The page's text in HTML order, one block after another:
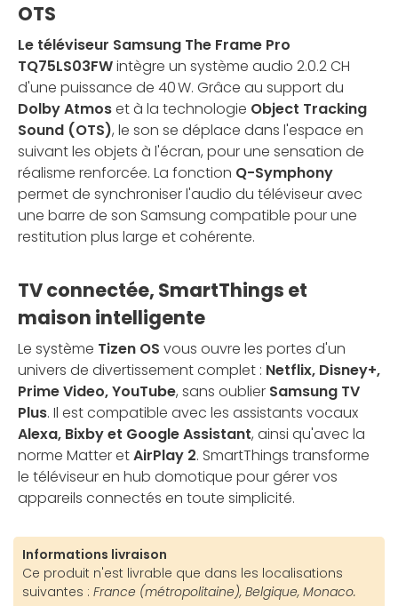
OTS
Le téléviseur Samsung The Frame Pro
TQ75LS03FWintègre un système audio 2.0.2 CH
d'une puissance de 40 W. Grâce au support du
Dolby Atmoset à la technologie Object Tracking
Sound (OTS), le son se déplace dans l'espace en
suivant les objets à l'écran, pour une sensation de
réalisme renforcée. La fonction Q-Symphony
permet de synchroniser l'audio du téléviseur avec
une barre de son Samsung compatible pour une
restitution plus large et cohérente.
TV connectée, SmartThings et
maison intelligente
Le système Tizen OS vous ouvre les portes d'un
univers de divertissement complet : Netflix, Disney+,
Prime Video, YouTube, sans oublier Samsung TV
Plus. Il est compatible avec les assistants vocaux
Alexa, Bixby et Google Assistant, ainsi qu'avec la
norme Matter etAirPlay 2. SmartThings transforme
le téléviseur en hub domotique pour gérer vos
appareils connectés en toute simplicité.
Informations livraison
Ce produit n'est livrable que dans les localisations
suivantes : France (métropolitaine), Belgique, Monaco.